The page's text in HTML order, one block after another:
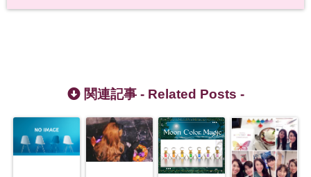
関連記事 - Related Posts -